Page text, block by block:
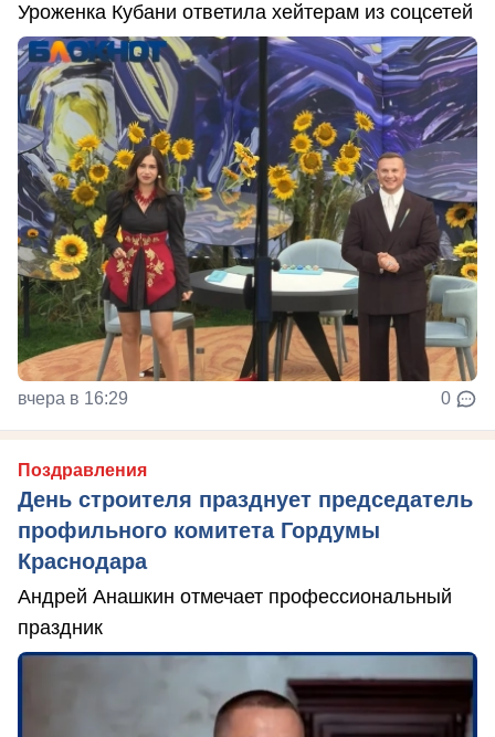
Уроженка Кубани ответила хейтерам из соцсетей
вчера в 16:29 0
Поздравления
День строителя празднует председатель
профильного комитета Гордумы
Краснодара
Андрей Анашкин отмечает профессиональный
праздник